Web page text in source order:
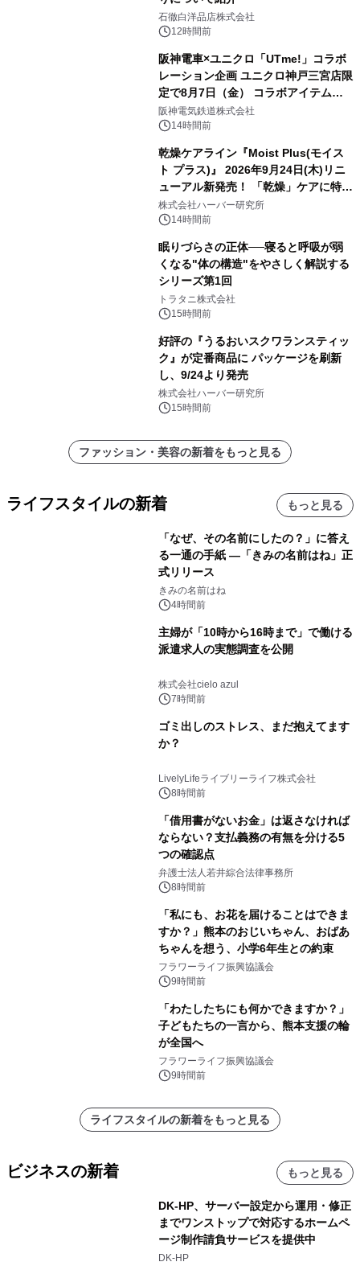
石徹白洋品店株式会社
12時間前
阪神電車×ユニクロ「UTme!」コラボ
レーション企画 ユニクロ神戸三宮店限
定で8月7日（金） コラボアイテムが
発売決定！
阪神電気鉄道株式会社
14時間前
乾燥ケアライン『Moist Plus(モイス
ト プラス)』 2026年9月24日(木)リニ
ューアル新発売！ 「乾燥」ケアに特化
し、ライン使いで潤いに満ちた肌へ
株式会社ハーバー研究所
14時間前
眠りづらさの正体──寝ると呼吸が弱
くなる"体の構造"をやさしく解説する
シリーズ第1回
トラタニ株式会社
15時間前
好評の『うるおいスクワランスティッ
ク』が定番商品に パッケージを刷新
し、9/24より発売
株式会社ハーバー研究所
15時間前
ファッション・美容の新着をもっと見る
ライフスタイルの新着 もっと見る
「なぜ、その名前にしたの？」に答え
る一通の手紙 ―「きみの名前はね」正
式リリース
きみの名前はね
4時間前
主婦が「10時から16時まで」で働ける
派遣求人の実態調査を公開
株式会社cielo azul
7時間前
ゴミ出しのストレス、まだ抱えてます
か？
LivelyLifeライブリーライフ株式会社
8時間前
「借用書がないお金」は返さなければ
ならない？支払義務の有無を分ける5
つの確認点
弁護士法人若井綜合法律事務所
8時間前
「私にも、お花を届けることはできま
すか？」熊本のおじいちゃん、おばあ
ちゃんを想う、小学6年生との約束
フラワーライフ振興協議会
9時間前
「わたしたちにも何かできますか？」
子どもたちの一言から、熊本支援の輪
が全国へ
フラワーライフ振興協議会
9時間前
ライフスタイルの新着をもっと見る
ビジネスの新着 もっと見る
DK-HP、サーバー設定から運用・修正
までワンストップで対応するホームペ
ージ制作請負サービスを提供中
DK-HP